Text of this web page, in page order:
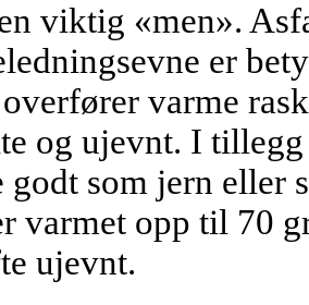
viktig «men».
er
varme
og ujevnt. I
som jern eller
varmet opp til 70
ujevnt.